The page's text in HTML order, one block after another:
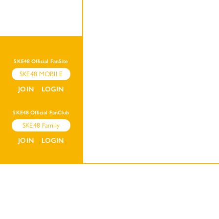
SKE48 Official FanSite
SKE48 MOBILE
JOIN
LOGIN
SKE48 Official FanClub
SKE48 Family
JOIN
LOGIN